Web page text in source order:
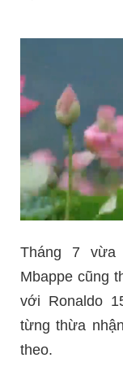
Tháng 7 vừa
Mbappe cũng
với Ronaldo
từng thừa
theo.